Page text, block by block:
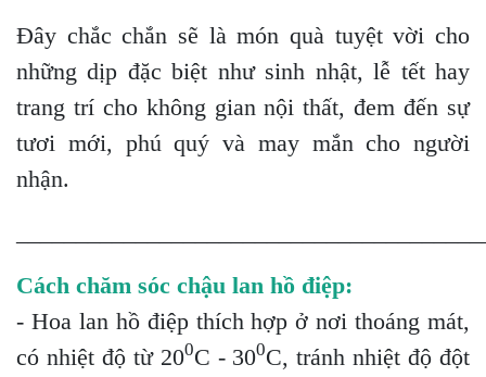
Đây chắc chắn sẽ là món quà tuyệt vời cho
những dịp đặc biệt như sinh nhật, lễ tết hay
trang trí cho không gian nội thất, đem đến sự
tươi mới, phú quý và may mắn cho người
nhận.
Cách chăm sóc chậu lan hồ điệp:
- Hoa lan hồ điệp thích hợp ở nơi thoáng mát,
có nhiệt độ từ 200C - 300C, tránh nhiệt độ đột